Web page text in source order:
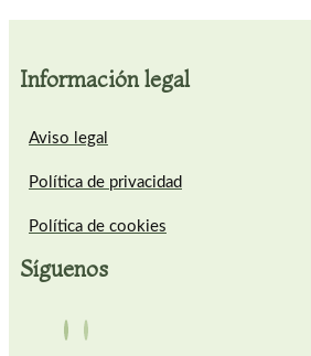
Información legal
Aviso legal
Política de privacidad
Política de cookies
Síguenos